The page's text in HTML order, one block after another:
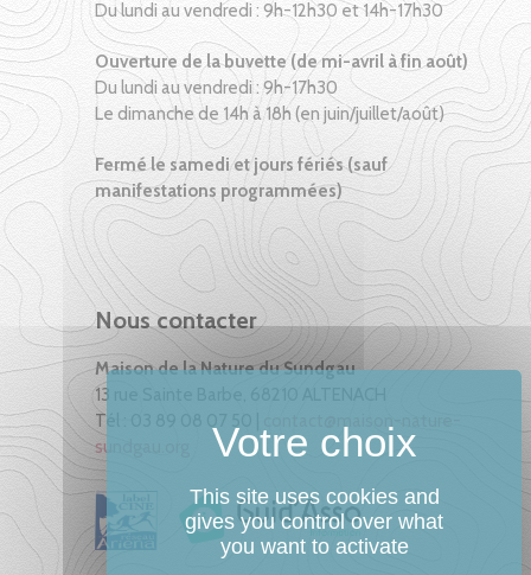
Du lundi au vendredi : 9h-12h30 et 14h-17h30
Ouverture de la buvette (de mi-avril à fin août)
Du lundi au vendredi : 9h-17h30
Le dimanche de 14h à 18h (en juin/juillet/août)
Fermé le samedi et jours fériés (sauf
manifestations programmées)
Nous contacter
Maison de la Nature du Sundgau
13 rue Sainte Barbe, 68210 ALTENACH
Tél : 03 89 08 07 50 |
sundgau.org
This site uses cookies and
gives you control over what
you want to activate